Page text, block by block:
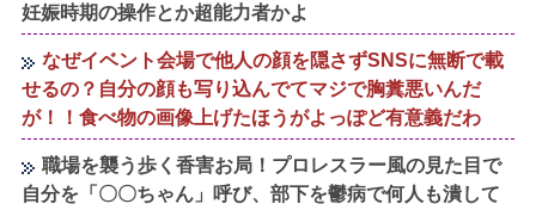
妊娠時期の操作とか超能力者かよ
なぜイベント会場で他人の顔を隠さずSNSに無断で載
せるの？自分の顔も写り込んでてマジで胸糞悪いんだ
が！！食べ物の画像上げたほうがよっぽど有意義だわ
職場を襲う歩く香害お局！プロレスラー風の見た目で
自分を「〇〇ちゃん」呼び、部下を鬱病で何人も潰して